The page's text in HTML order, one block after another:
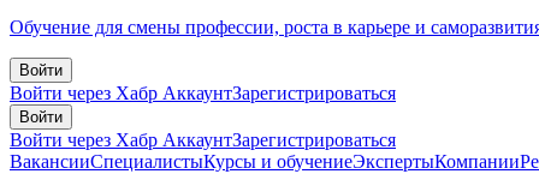
Обучение для смены профессии, роста в карьере и
Войти
Войти через Хабр АккаунтЗарегистрироваться
Войти
Войти через Хабр АккаунтЗарегистрироваться
ВакансииСпециалистыКурсы и обучениеЭкспертыКомпании